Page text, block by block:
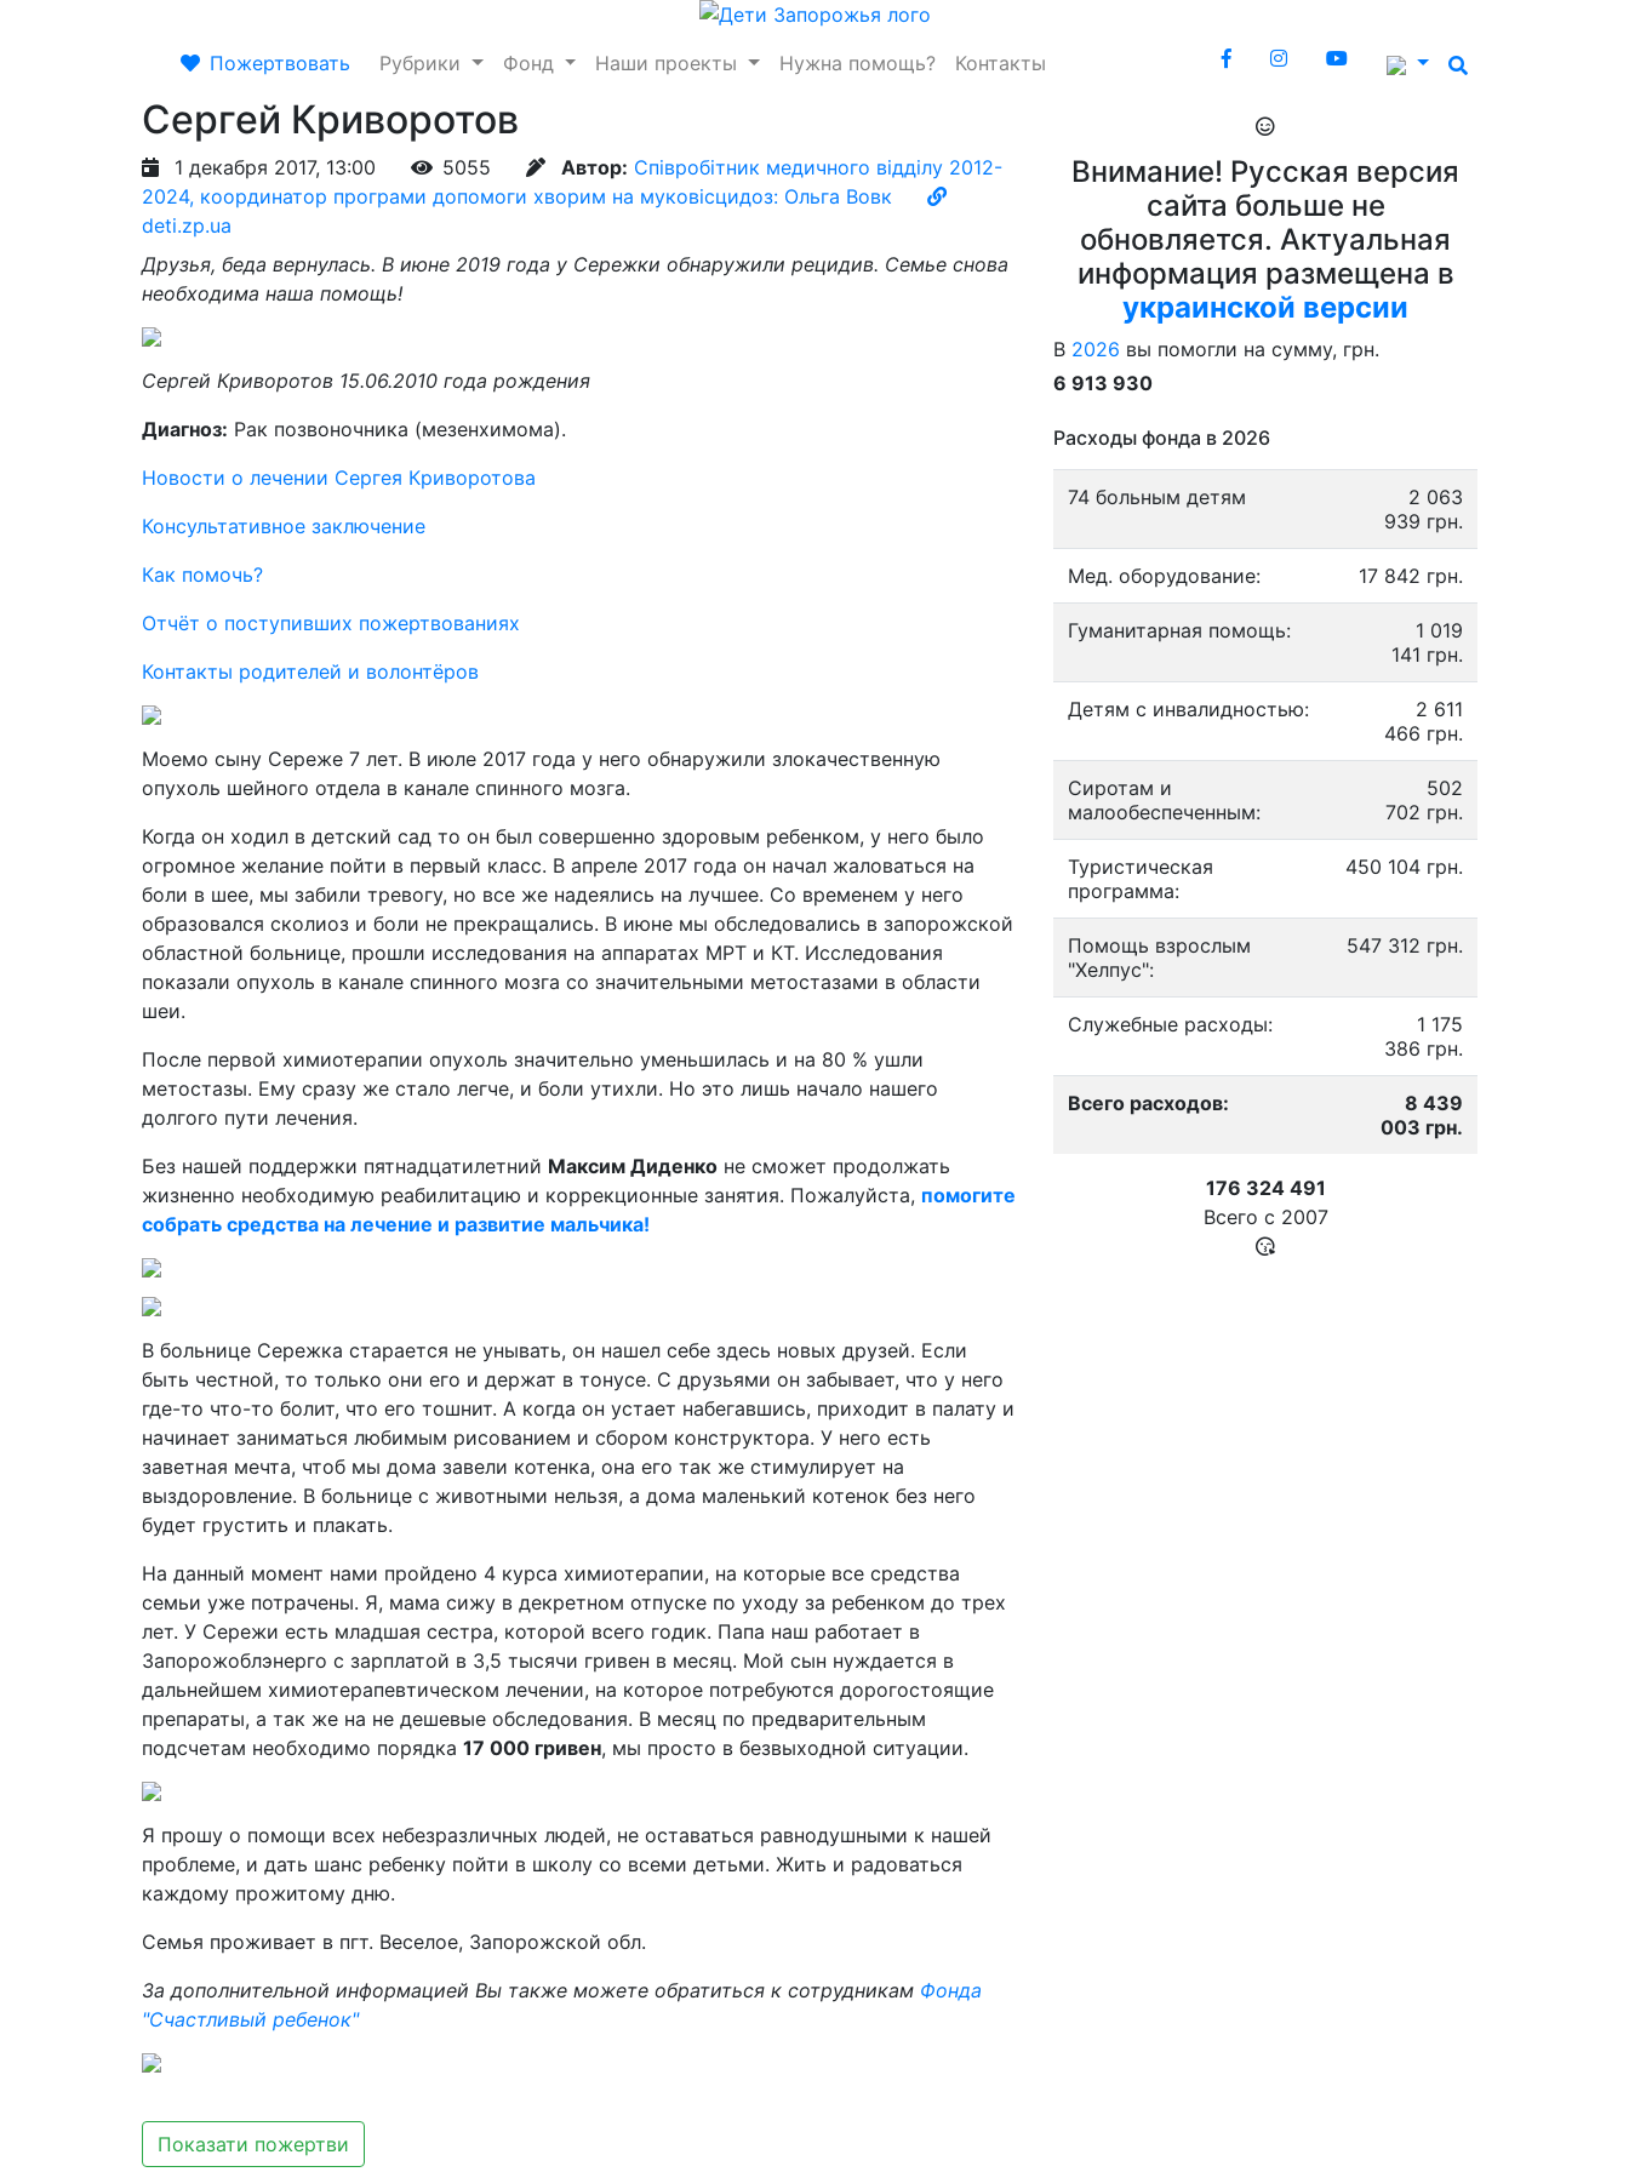
Пожертвовать Рубрики Фонд Наши проекты Нужна помощь? Контакты
Сергей Криворотов
1 декабря 2017, 13:00 5055 Автор: Співробітник медичного відділу 2012-
2024, координатор програми допомоги хворим на муковісцидоз: Ольга Вовк
deti.zp.ua
Друзья, беда вернулась. В июне 2019 года у Сережки обнаружили рецидив. Семье снова
необходима наша помощь!
Сергей Криворотов 15.06.2010 года рождения
Диагноз: Рак позвоночника (мезенхимома).
Новости о лечении Сергея Криворотова
Консультативное заключение
Как помочь?
Отчёт о поступивших пожертвованиях
Контакты родителей и волонтёров
Моемо сыну Сереже 7 лет. В июле 2017 года у него обнаружили злокачественную
опухоль шейного отдела в канале спинного мозга.
Когда он ходил в детский сад то он был совершенно здоровым ребенком, у него было
огромное желание пойти в первый класс. В апреле 2017 года он начал жаловаться на
боли в шее, мы забили тревогу, но все же надеялись на лучшее. Со временем у него
образовался сколиоз и боли не прекращались. В июне мы обследовались в запорожской
областной больнице, прошли исследования на аппаратах МРТ и КТ. Исследования
показали опухоль в канале спинного мозга со значительными метостазами в области
шеи.
После первой химиотерапии опухоль значительно уменьшилась и на 80 % ушли
метостазы. Ему сразу же стало легче, и боли утихли. Но это лишь начало нашего
долгого пути лечения.
Без нашей поддержки пятнадцатилетний Максим Диденко не сможет продолжать
жизненно необходимую реабилитацию и коррекционные занятия. Пожалуйста, помогите
собрать средства на лечение и развитие мальчика!
В больнице Сережка старается не унывать, он нашел себе здесь новых друзей. Если
быть честной, то только они его и держат в тонусе. С друзьями он забывает, что у него
где-то что-то болит, что его тошнит. А когда он устает набегавшись, приходит в палату и
начинает заниматься любимым рисованием и сбором конструктора. У него есть
заветная мечта, чтоб мы дома завели котенка, она его так же стимулирует на
выздоровление. В больнице с животными нельзя, а дома маленький котенок без него
будет грустить и плакать.
На данный момент нами пройдено 4 курса химиотерапии, на которые все средства
семьи уже потрачены. Я, мама сижу в декретном отпуске по уходу за ребенком до трех
лет. У Сережи есть младшая сестра, которой всего годик. Папа наш работает в
Запорожоблэнерго с зарплатой в 3,5 тысячи гривен в месяц. Мой сын нуждается в
дальнейшем химиотерапевтическом лечении, на которое потребуются дорогостоящие
препараты, а так же на не дешевые обследования. В месяц по предварительным
подсчетам необходимо порядка 17 000 гривен, мы просто в безвыходной ситуации.
Я прошу о помощи всех небезразличных людей, не оставаться равнодушными к нашей
проблеме, и дать шанс ребенку пойти в школу со всеми детьми. Жить и радоваться
каждому прожитому дню.
Семья проживает в пгт. Веселое, Запорожской обл.
За дополнительной информацией Вы также можете обратиться к сотрудникам Фонда
"Счастливый ребенок"
Показати пожертви
Внимание! Русская версия
сайта больше не
обновляется. Актуальная
информация размещена в
украинской версии
В 2026 вы помогли на сумму, грн.
6 913 930
Расходы фонда в 2026
74 больным детям
2 063
939 грн.
Мед. оборудование: 17 842 грн.
Гуманитарная помощь:
1 019
141 грн.
Детям с инвалидностью:
2 611
466 грн.
Сиротам и
малообеспеченным:
502
702 грн.
Туристическая
программа:
450 104 грн.
Помощь взрослым
"Хелпус":
547 312 грн.
Служебные расходы:
1 175
386 грн.
Всего расходов:
8 439
003 грн.
176 324 491
Всего с 2007